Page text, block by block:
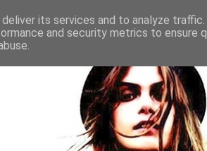
its services and to analyze traffic.
and security metrics to ensure